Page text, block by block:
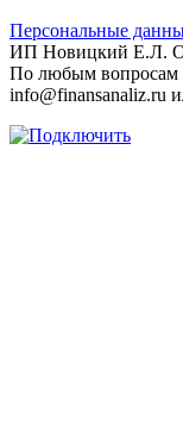
Персональные
ИП Новицкий Е.Л.
По любым вопросам
info@finansanaliz.ru